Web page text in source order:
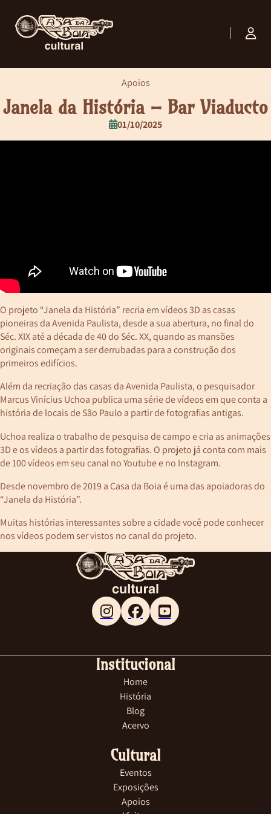
Janela da História – Bar Viaducto
Apoios
01/10/2025
O projeto “Janela da História” recria em vídeos 3D as casas
pioneiras da Avenida Paulista, desde a sua abertura, no final do
Séc. XIX até a década de 40 do Séc. XX, quando as mansões
originais começam a ser derrubadas para a construção dos
primeiros edifícios.
Além da recriação das casas da Avenida Paulista, o pesquisador
Marcus Vinícius Uchoa publica uma série de vídeos em que conta a
história de locais de São Paulo a partir de fotografias antigas.
Uchoa realiza o trabalho de pesquisa de campo e cria as animações
3D e os vídeos a partir das fotografias. O projeto já conta com mais
de 100 vídeos em seu canal no Youtube e no Instagram.
Desde novembro de 2019 a Casa da Boia é uma das apoiadoras do
“Janela da História”.
Muitas histórias interessantes sobre a cidade você pode conhecer
nos vídeos podem ser vistos no canal do projeto.
Follow me on Facebook
Follow me on X
Follow me on LinkedIn
Institucional
Home
História
Blog
Acervo
Cultural
Eventos
Exposições
Apoios